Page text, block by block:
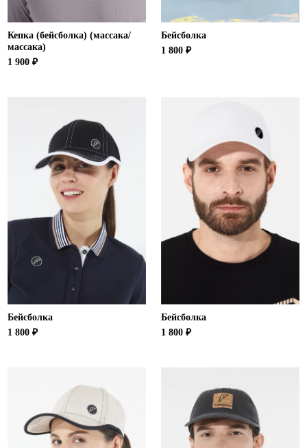
Кепка (бейсболка) (массака/
массака)
1 900 ₽
Бейсболка
1 800 ₽
Бейсболка
1 800 ₽
Бейсболка
1 800 ₽